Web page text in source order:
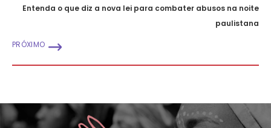
Entenda o que diz a nova lei para combater abusos na noite
paulistana
PRÓXIMO